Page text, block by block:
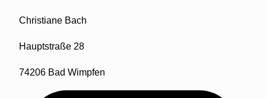
Christiane Bach
Hauptstraße 28
74206 Bad Wimpfen